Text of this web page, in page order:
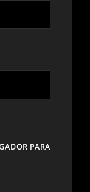
PARA